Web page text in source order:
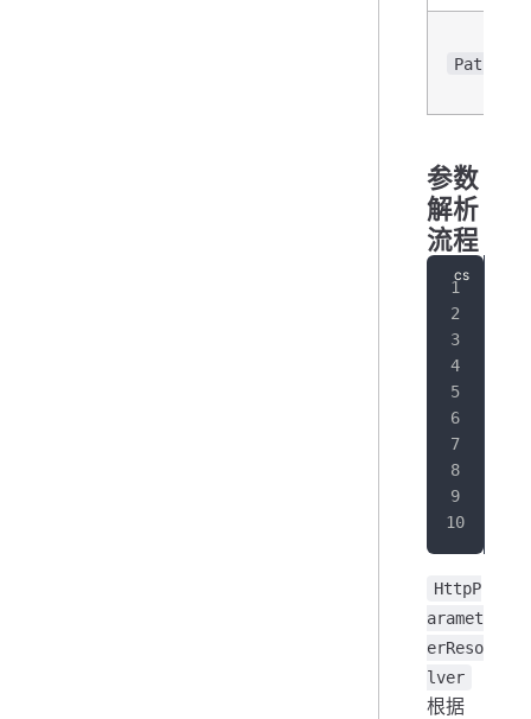
Path
参数
解析
流程
HttpP
aramet
erReso
lver
根据